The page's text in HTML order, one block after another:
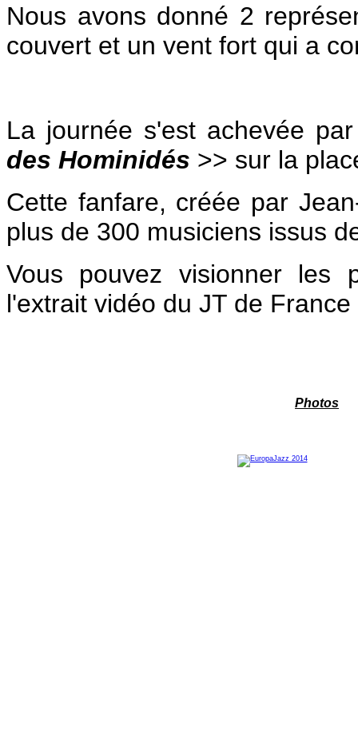
Nous avons donné 2
couvert et un vent fort qui a
La journée s'est achevée
des Hominidés >> sur la
Cette fanfare, créée par
plus de 300 musiciens issus
Vous pouvez visionner les
l'extrait vidéo du JT de
Photos